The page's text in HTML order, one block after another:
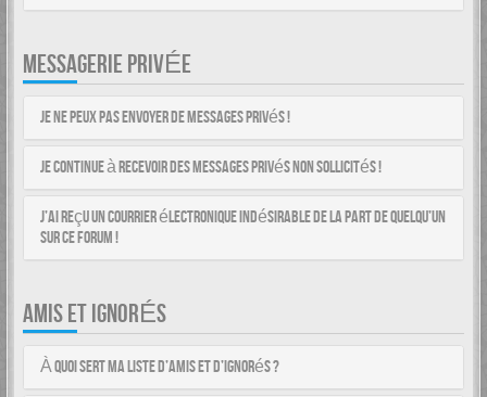
MESSAGERIE PRIVÉE
Je ne peux pas envoyer de messages privés !
Je continue à recevoir des messages privés non sollicités !
J’ai reçu un courrier électronique indésirable de la part de quelqu’un
sur ce forum !
AMIS ET IGNORÉS
À quoi sert ma liste d’amis et d’ignorés ?